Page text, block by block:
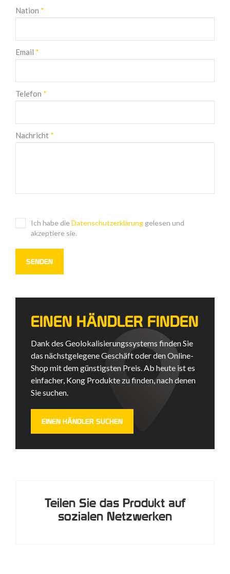
Nation *
Email *
Telefon *
Nachricht *
Ich habe die Datenschutzerklärung gelesen und
akzeptiere sie.
EINEN HÄNDLER FINDEN
Dank des Geolokalisierungssystems finden Sie
das nächstgelegene Geschäft oder den Online-
Shop mit dem günstigsten Preis. Ab heute ist es
einfacher, Kong Produkte zu finden, nach denen
Sie suchen.
EINEN HÄNDLER SUCHEN
Teilen Sie das Produkt auf
sozialen Netzwerken